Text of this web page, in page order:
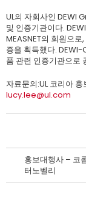
UL의 자회사인 DEWI
및 인증기관이다.
MEASNET의 회원으
증을 획득했다.
품 관련 인증기관으로
자료문의:UL 코리아
lucy.lee@ul.com
홍보대행사 – 코
터노벨리